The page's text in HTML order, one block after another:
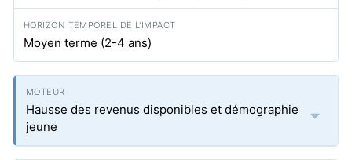
Moyen terme (2-4 ans)
Hausse des revenus disponibles et démographie
jeune